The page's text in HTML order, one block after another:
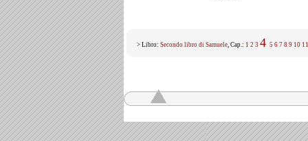
> Libro: Secondo libro di Samuele, Cap.: 1 2 3 4 5 6 7 8 9 10 11